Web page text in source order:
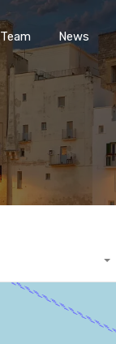
Team News